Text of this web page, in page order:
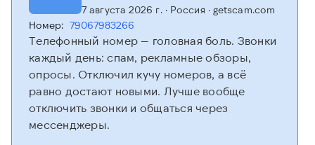
7 августа 2026 г.· Россия · getscam.com
Номер: 79067983266
Телефонный номер — головная боль. Звонки
каждый день: спам, рекламные обзоры,
опросы. Отключил кучу номеров, а всё
равно достают новыми. Лучше вообще
отключить звонки и общаться через
мессенджеры.